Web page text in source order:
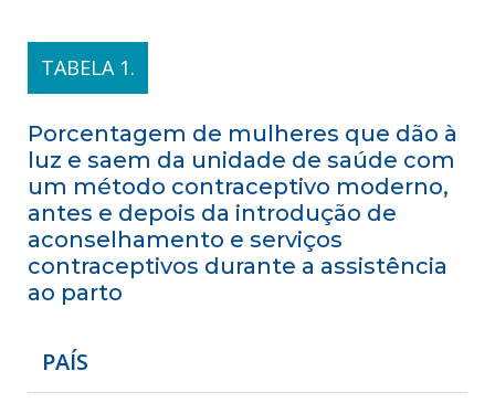
TABELA 1.
Porcentagem de mulheres que dão à
luz e saem da unidade de saúde com
um método contraceptivo moderno,
antes e depois da introdução de
aconselhamento e serviços
contraceptivos durante a assistência
ao parto
PAÍS